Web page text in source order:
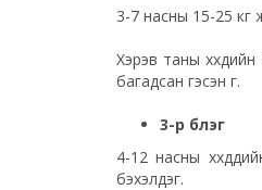
3-7 насны 15-25 кг
Хэрэв таны
багадсан гэсэн үг.
3-р бүлэг
4-12 насны
бэхэлдэг.